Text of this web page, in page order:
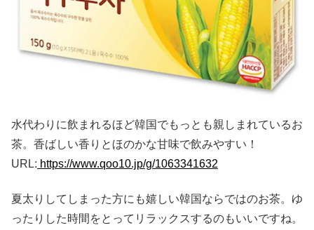
水代わりに飲まれるほど韓国でもっとも親しまれているお
茶。香ばしい香りとほのかな甘味で飲みやすい！
URL: https://www.qoo10.jp/g/1063341632
夏太りしてしまった方にも嬉しい韓国ならではのお茶。ゆ
ったりした時間をとってリラックスするのもいいですね。